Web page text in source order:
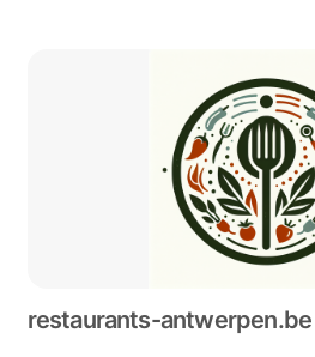
restaurants-antwerpen.be